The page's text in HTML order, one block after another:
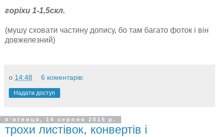
горіхи 1-1,5скл.
(мушу сховати частину допису, бо там багато фоток і він
довжелезний)
о 14:48 6 коментарів:
Надати доступ
пʼятниця, 14 серпня 2015 р.
трохи листівок, конвертів і